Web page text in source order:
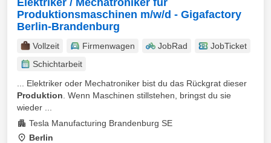
Elektriker / Mechatroniker für
Produktionsmaschinen m/w/d - Gigafactory
Berlin-Brandenburg
Vollzeit Firmenwagen JobRad
JobTicket
Schichtarbeit
... Elektriker oder Mechatroniker bist du das Rückgrat dieser
Produktion . Wenn Maschinen stillstehen, bringst du sie
wieder ...
Tesla Manufacturing Brandenburg SE
Berlin